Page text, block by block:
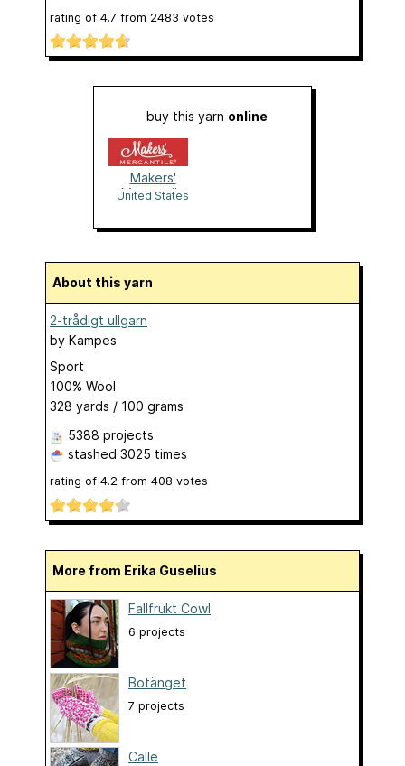
rating of 4.7 from 2483 votes
buy this yarn online
Makers'
Mercantile
United States
About this yarn
2-trådigt ullgarn
by Kampes
Sport
100% Wool
328 yards / 100 grams
5388 projects
stashed 3025 times
rating of 4.2 from 408 votes
More from Erika Guselius
Fallfrukt Cowl
6 projects
Botänget
7 projects
Calle